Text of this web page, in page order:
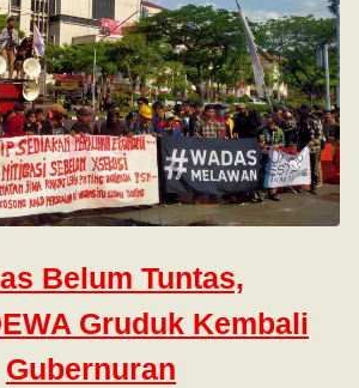
Belum Tuntas,
Gruduk Kembali
Gubernuran